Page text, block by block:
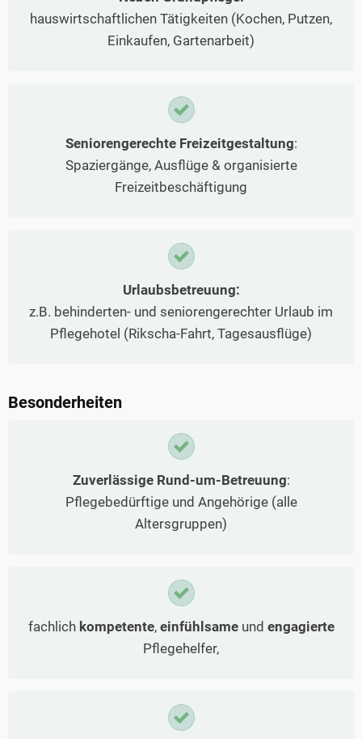
hauswirtschaftlichen Tätigkeiten (Kochen, Putzen,
Einkaufen, Gartenarbeit)
Seniorengerechte Freizeitgestaltung:
Spaziergänge, Ausflüge & organisierte
Freizeitbeschäftigung
Urlaubsbetreuung:
z.B. behinderten- und seniorengerechter Urlaub im
Pflegehotel (Rikscha-Fahrt, Tagesausflüge)
Besonderheiten
Zuverlässige Rund-um-Betreuung:
Pflegebedürftige und Angehörige (alle
Altersgruppen)
fachlich kompetente, einfühlsameund engagierte
Pflegehelfer,